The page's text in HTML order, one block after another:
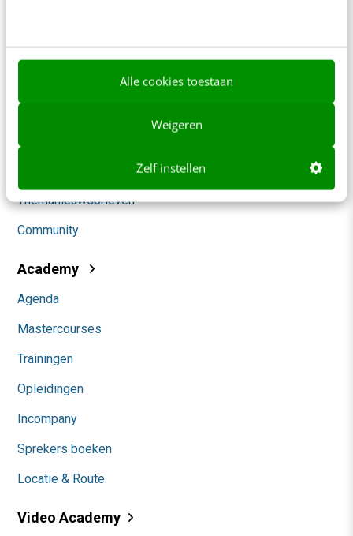
Alle cookies toestaan
Weigeren
Zelf instellen
AI & Tech
Content & Communicatie
Klantcontact & CX
Marketing
Themanieuwsbrieven
Community
Academy
Agenda
Mastercourses
Trainingen
Opleidingen
Incompany
Sprekers boeken
Locatie & Route
Video Academy